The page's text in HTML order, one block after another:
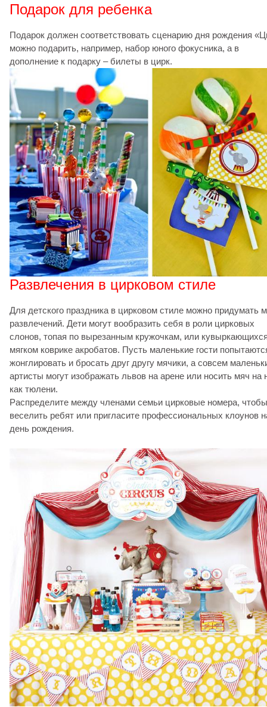
Подарок для ребенка
Подарок должен соответствовать сценарию дня рождения
можно подарить, например, набор юного фокусника, а в
дополнение к подарку – билеты в цирк.
Развлечения в цирковом стиле
Для детского праздника в цирковом стиле можно придумать
развлечений. Дети могут вообразить себя в роли цирковых
слонов, топая по вырезанным кружочкам, или
мягком коврике акробатов. Пусть маленькие гости
жонглировать и бросать друг другу мячики, а совсем
артисты могут изображать львов на арене или носить мяч на
как тюлени.
Распределите между членами семьи цирковые номера, чтобы
веселить ребят или пригласите профессиональных клоунов
день рождения.